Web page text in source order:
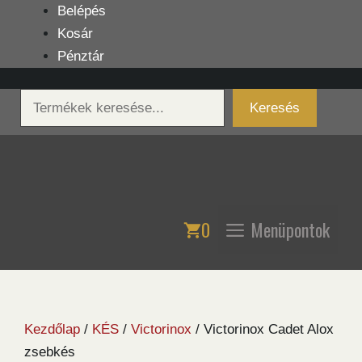
tartalomba
Belépés
Kosár
Pénztár
Keresés
Keresés
0 Menüpontok
Kezdőlap / KÉS / Victorinox / Victorinox Cadet Alox
zsebkés